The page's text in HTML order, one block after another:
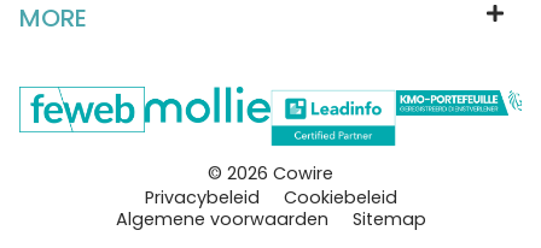
MORE
© 2026 Cowire
Privacybeleid
Cookiebeleid
Algemene voorwaarden
Sitemap